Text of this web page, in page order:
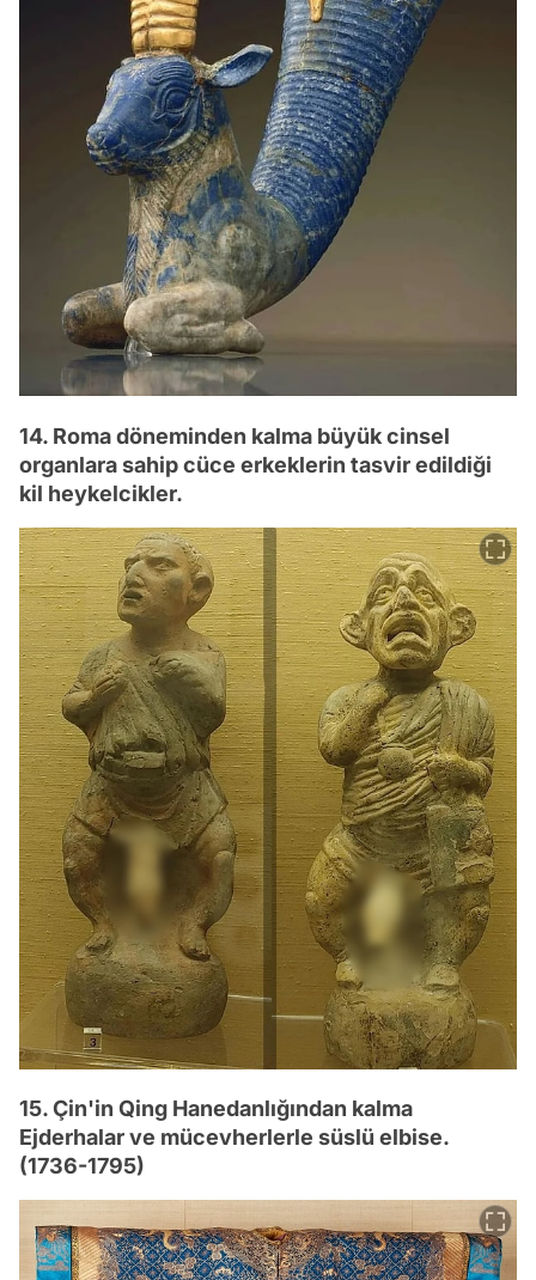
14. Roma döneminden kalma büyük cinsel
organlara sahip cüce erkeklerin tasvir edildiği
kil heykelcikler.
15. Çin'in Qing Hanedanlığından kalma
Ejderhalar ve mücevherlerle süslü elbise.
(1736-1795)